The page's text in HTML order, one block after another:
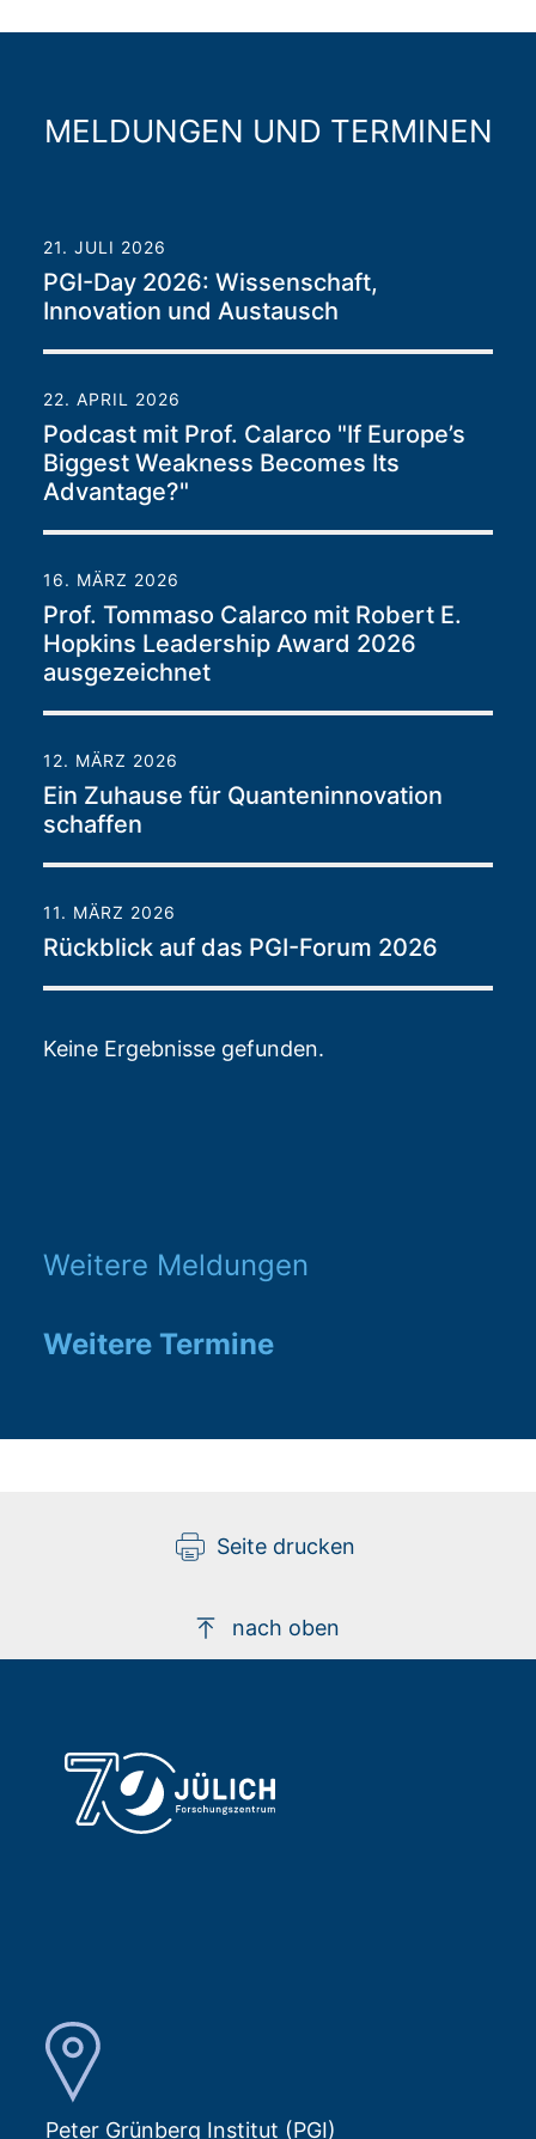
MELDUNGEN UND TERMINEN
21. JULI 2026
PGI-Day 2026: Wissenschaft,
Innovation und Austausch
22. APRIL 2026
Podcast mit Prof. Calarco "If Europe’s
Biggest Weakness Becomes Its
Advantage?"
16. MÄRZ 2026
Prof. Tommaso Calarco mit Robert E.
Hopkins Leadership Award 2026
ausgezeichnet
12. MÄRZ 2026
Ein Zuhause für Quanteninnovation
schaffen
11. MÄRZ 2026
Rückblick auf das PGI-Forum 2026
Keine Ergebnisse gefunden.
Weitere Meldungen
Weitere Termine
Seite drucken
nach oben
Peter Grünberg Institut (PGI)